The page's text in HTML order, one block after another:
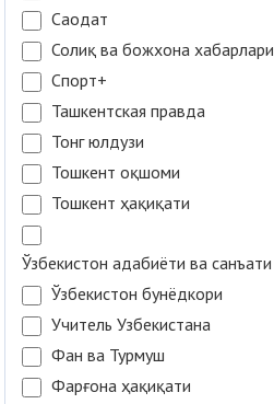
Саодат
Солиқ ва божхона хабарлари
Спорт+
Ташкентская правда
Тонг юлдузи
Тошкент оқшоми
Тошкент ҳақиқати
Ўзбекистон адабиёти ва санъати
Ўзбекистон бунёдкори
Учитель Узбекистана
Фан ва Турмуш
Фарғона ҳақиқати